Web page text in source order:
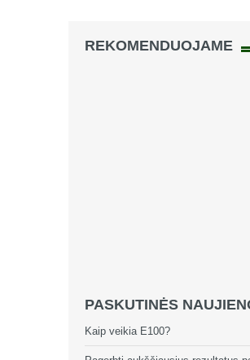
REKOMENDUOJAME
PASKUTINĖS
Kaip veikia E100?